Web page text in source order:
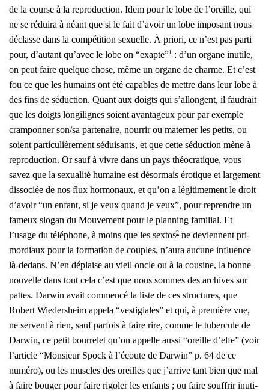
de la course à la repro­duc­tion. Idem pour le lobe de l’oreille, qui
ne se rédui­ra à néant que si le fait d’avoir un lobe impo­sant nous
déclasse dans la com­pé­ti­tion sexuelle. À prio­ri, ce n’est pas par­ti
pour, d’autant qu’avec le lobe on “exapte”1
: d’un organe inutile,
on peut faire quelque chose, même un organe de charme. Et c’est
fou ce que les humains ont été capables de mettre dans leur lobe à
des fins de séduc­tion. Quant aux doigts qui s’allongent, il fau­drait
que les doigts lon­gi­lignes soient avan­ta­geux pour par exemple
cram­pon­ner son/sa par­te­naire, nour­rir ou mater­ner les petits, ou
soient par­ti­cu­liè­re­ment sédui­sants, et que cette séduc­tion mène à
repro­duc­tion. Or sauf à vivre dans un pays théo­cra­tique, vous
savez que la sexua­li­té humaine est désor­mais éro­tique et lar­ge­ment
dis­so­ciée de nos flux hor­mo­naux, et qu’on a légi­ti­me­ment le droit
d’avoir “un enfant, si je veux quand je veux”, pour reprendre un
fameux slo­gan du Mou­ve­ment pour le plan­ning fami­lial. Et
l’usage du télé­phone, à moins que les sex­tos2 ne deviennent pri­
mor­diaux pour la for­ma­tion de couples, n’aura aucune influence
là-dedans. N’en déplaise au vieil oncle ou à la cou­sine, la bonne
nou­velle dans tout cela c’est que nous sommes des archives sur
pattes. Dar­win avait com­men­cé la liste de ces struc­tures, que
Robert Wie­der­sheim appe­la “ves­ti­giales” et qui, à pre­mière vue,
ne servent à rien, sauf par­fois à faire rire, comme le tuber­cule de
Dar­win, ce petit bour­re­let qu’on appelle aus­si “oreille d’elfe” (voir
l’ar­ticle “Mon­sieur Spock à l’écoute de Dar­win” p. 64 de ce
numé­ro), ou les muscles des oreilles que j’arrive tant bien que mal
à faire bou­ger pour faire rigo­ler les enfants ; ou faire souf­frir inuti­